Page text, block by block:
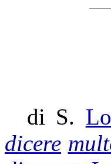
di S.
dicere